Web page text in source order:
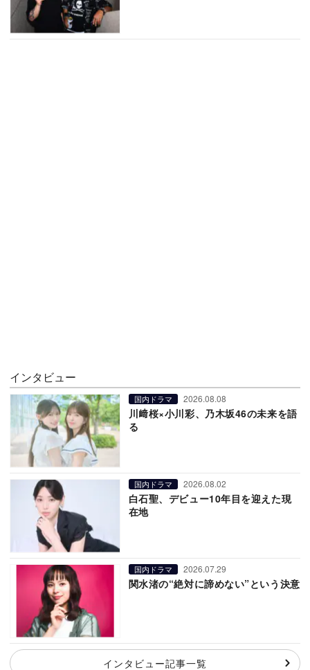
インタビュー
国内ドラマ 2026.08.08
川﨑桜×小川彩、乃木坂46の未来を語
る
国内ドラマ 2026.08.02
白石聖、デビュー10年目を迎えた現
在地
国内ドラマ 2026.07.29
関水渚の“絶対に諦めない”という決意
インタビュー記事一覧